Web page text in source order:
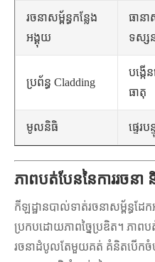
រចនាសម្ព័ន្ធកន្លែង
អង្គុយ
ធានា
ទស្ស
ប្រព័ន្ធ Cladding
បង្ក
ធាតុ
មូលនិធិ ផ្ទេរ
ភាពបត់បែននៃការរចន
កីឡដ្ឋានបាល់ទាត់រចនាសម្ព័ន្ធដែ
ប្រកបដោយភាពច្នៃប្រឌិត។ ភាពប
រចនាដំបូលតែមួយគត់ គំនិតបើក